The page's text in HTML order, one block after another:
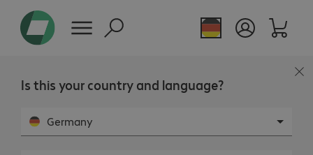
Is this your country and language?
Germany
NEW HORIZONS - 02.10.2023